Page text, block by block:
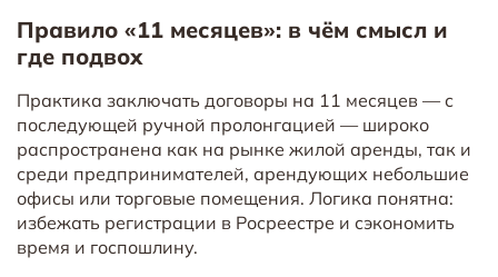
Правило «11 месяцев»: в чём смысл и
где подвох
Практика заключать договоры на 11 месяцев — с
последующей ручной пролонгацией — широко
распространена как на рынке жилой аренды, так и
среди предпринимателей, арендующих небольшие
офисы или торговые помещения. Логика понятна:
избежать регистрации в Росреестре и сэкономить
время и госпошлину.